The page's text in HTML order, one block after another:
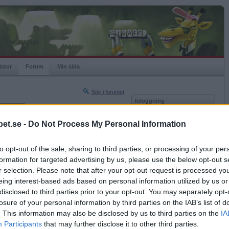
- Do Not Process My Personal Information
opt-out of the sale, sharing to third parties, or processing of your
for targeted advertising by us, please use the below opt-out
selection. Please note that after your opt-out request is processed
interest-based ads based on personal information utilized by us
to third parties prior to your opt-out. You may separately
of your personal information by third parties on the IAB’s list of
This information may also be disclosed by us to third parties on the
Participants that may further disclose it to other third parties.
Forum Min sida
Sök i forumet
Nästa sida »
2011-06-15 12:27
Inloggning
Kom ihåg mig
Glömt ditt lösenord?
Få ny aktiveringslänk
Betapet är gratis!